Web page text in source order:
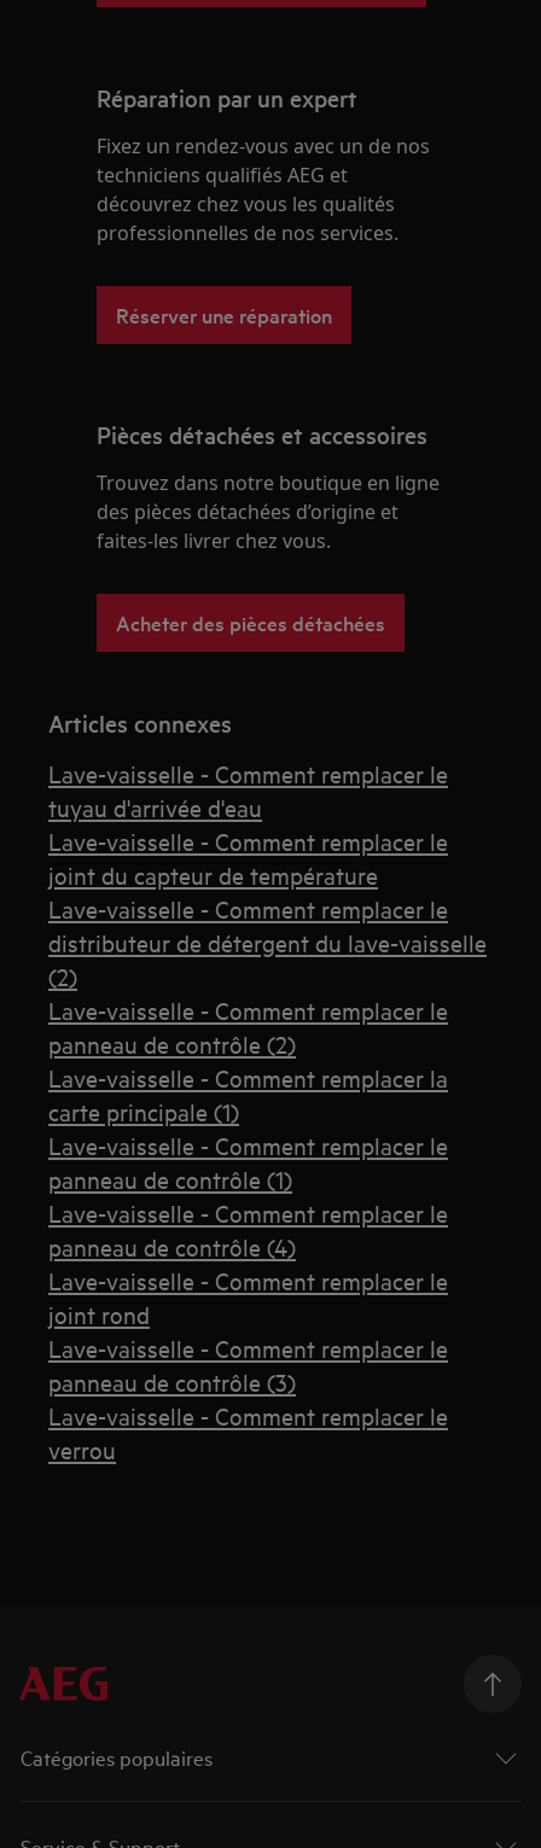
Réparation par un expert
Fixez un rendez-vous avec un de nos
techniciens qualifiés AEG et
découvrez chez vous les qualités
professionnelles de nos services.
Réserver une réparation
Pièces détachées et accessoires
Trouvez dans notre boutique en ligne
des pièces détachées d’origine et
faites-les livrer chez vous.
Acheter des pièces détachées
Articles connexes
Lave-vaisselle - Comment remplacer le
tuyau d'arrivée d'eau
Lave-vaisselle - Comment remplacer le
joint du capteur de température
Lave-vaisselle - Comment remplacer le
distributeur de détergent du lave-vaisselle
(2)
Lave-vaisselle - Comment remplacer le
panneau de contrôle (2)
Lave-vaisselle - Comment remplacer la
carte principale (1)
Lave-vaisselle - Comment remplacer le
panneau de contrôle (1)
Lave-vaisselle - Comment remplacer le
panneau de contrôle (4)
Lave-vaisselle - Comment remplacer le
joint rond
Lave-vaisselle - Comment remplacer le
panneau de contrôle (3)
Lave-vaisselle - Comment remplacer le
verrou
Catégories populaires